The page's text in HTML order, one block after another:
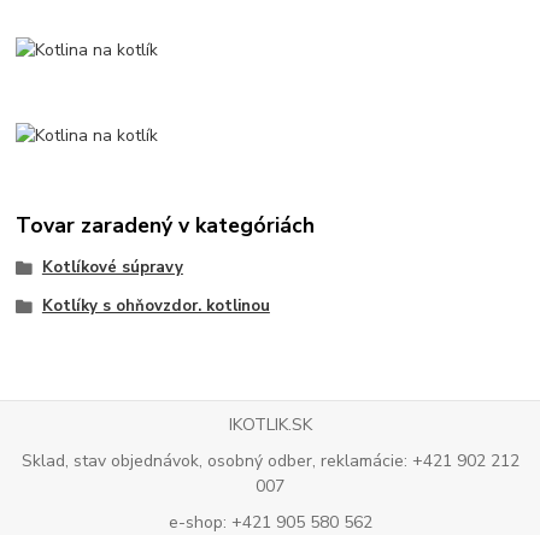
Tovar zaradený v kategóriách
Kotlíkové súpravy
Kotlíky s ohňovzdor. kotlinou
IKOTLIK.SK
Sklad, stav objednávok, osobný odber, reklamácie: +421 902 212
007
e-shop: +421 905 580 562